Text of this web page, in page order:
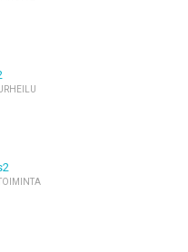
URHEILU